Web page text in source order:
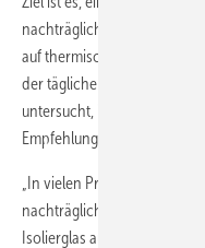
nachträgliche Einsatz von
auf thermisch induzierte
der täglichen Praxis
untersucht, in welchem
Empfehlungen aus der
„In vielen Projekten
nachträglich aufgebrachte
Isolierglas auswirken. Mit